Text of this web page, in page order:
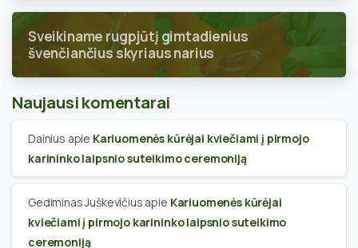
Sveikiname rugpjūtį gimtadienius
švenčiančius skyriaus narius
Naujausi komentarai
Dainius apie Kariuomenės kūrėjai kviečiami į pirmojo
karininko laipsnio suteikimo ceremoniją
Gediminas Juškevičius apie Kariuomenės kūrėjai
kviečiami į pirmojo karininko laipsnio suteikimo
ceremoniją